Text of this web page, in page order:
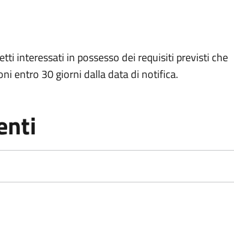
interessati in possesso dei requisiti previsti che
entro 30 giorni dalla data di notifica.